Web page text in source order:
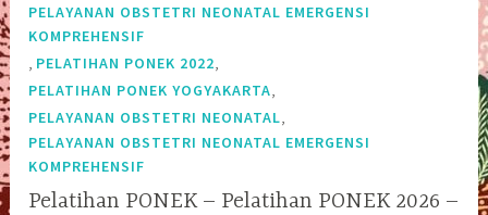
PELAYANAN OBSTETRI NEONATAL EMERGENSI
KOMPREHENSIF
, PELATIHAN PONEK 2022,
PELATIHAN PONEK YOGYAKARTA,
PELAYANAN OBSTETRI NEONATAL,
PELAYANAN OBSTETRI NEONATAL EMERGENSI
KOMPREHENSIF
Pelatihan PONEK – Pelatihan PONEK 2026 –